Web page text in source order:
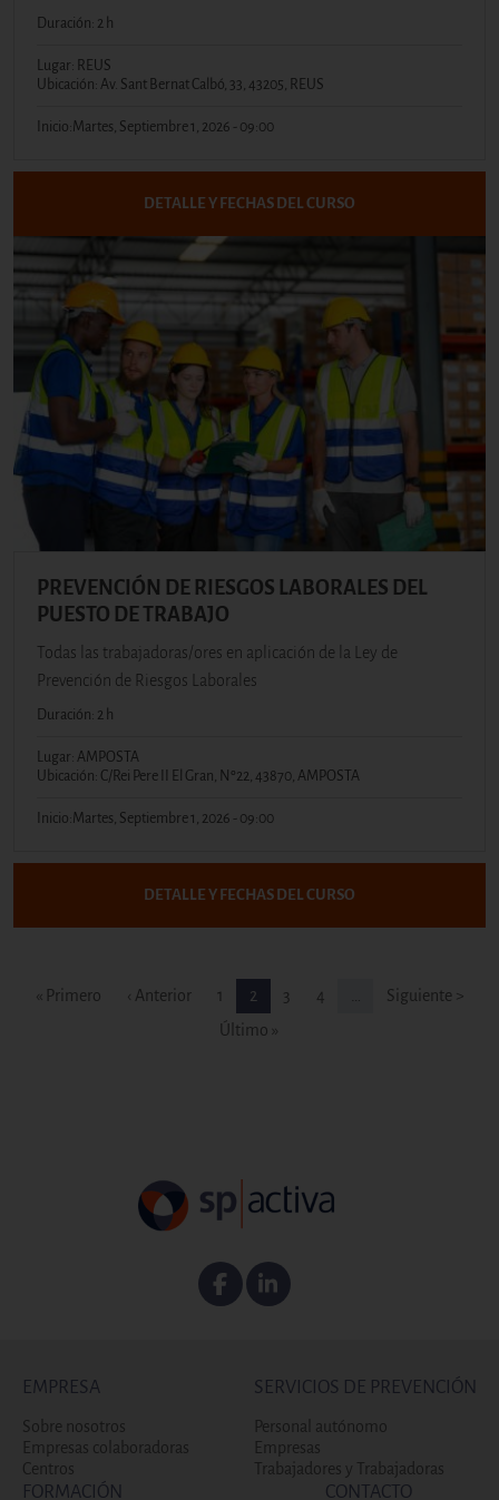
Duración: 2 h
Lugar: REUS
Ubicación: Av. Sant Bernat Calbó, 33, 43205, REUS
Inicio: Martes, Septiembre 1, 2026 - 09:00
DETALLE Y FECHAS DEL CURSO
PREVENCIÓN DE RIESGOS LABORALES DEL
PUESTO DE TRABAJO
Todas las trabajadoras/ores en aplicación de la Ley de
Prevención de Riesgos Laborales
Duración: 2 h
Lugar: AMPOSTA
Ubicación: C/Rei Pere II El Gran, Nº22, 43870, AMPOSTA
Inicio: Martes, Septiembre 1, 2026 - 09:00
DETALLE Y FECHAS DEL CURSO
Primera página
« Primero Página anterior
‹ Anterior Pàgina
1 Pàgina
2 Pàgina
3 Pàgina
4 … Siguiente
Siguiente >
Última página
Último »
FacebookLinkedin
EMPRESA
Sobre nosotros
Empresas colaboradoras
Centros
SERVICIOS DE PREVENCIÓN
Personal autónomo
Empresas
Trabajadores y Trabajadoras
FORMACIÓN CONTACTO